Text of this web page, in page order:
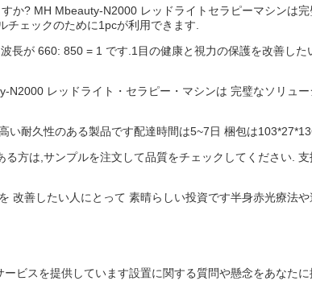
か? MH Mbeauty-N2000 レッドライトセラピーマシンは
ェックのために1pcが利用できます.
長が 660: 850 = 1 です.1目の健康と視力の保護を改善し
レッドライト・セラピー・マシンは 完璧なソリュ
耐久性のある製品です配達時間は5~7日 梱包は
方は,サンプルを注文して品質をチェックしてください.
改善したい人にとって 素晴らしい投資です半身赤光療法
ビスを提供しています設置に関する質問や懸念をあなた